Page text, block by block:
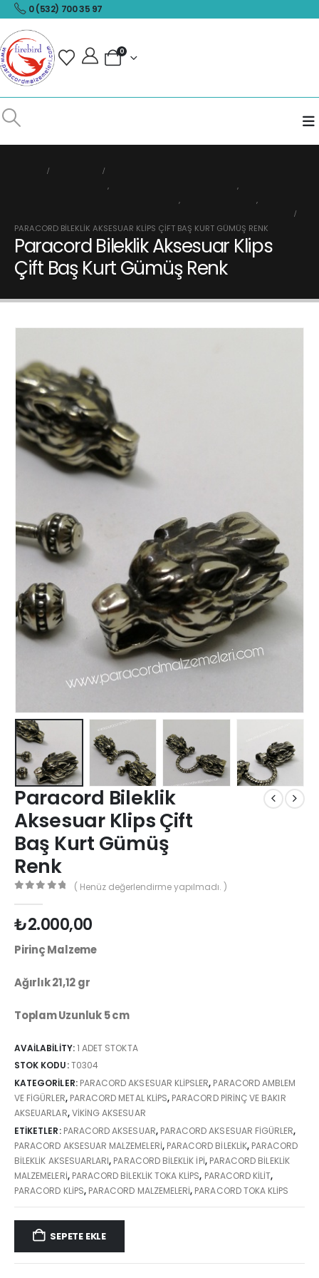
0 (532) 700 35 97
0
,
,
,
,
PARACORD BILEKLIK AKSESUAR KLIPS ÇIFT BAŞ KURT GÜMÜŞ RENK
Paracord Bileklik Aksesuar Klips
Çift Baş Kurt Gümüş Renk
Paracord Bileklik
Aksesuar Klips Çift
Baş Kurt Gümüş
Renk
( Henüz değerlendirme yapılmadı. )
₺2.000,00
Pirinç Malzeme
Ağırlık 21,12 gr
Toplam Uzunluk 5 cm
AVAILABILITY:1 ADET STOKTA
STOK KODU:T0304
KATEGORILER: PARACORD AKSESUAR KLIPSLER, PARACORD AMBLEM
VE FIGÜRLER, PARACORD METAL KLIPS, PARACORD PIRINÇ VE BAKIR
AKSEUARLAR,VIKING AKSESUAR
ETIKETLER: PARACORD AKSESUAR, PARACORD AKSESUAR FİGÜRLER,
PARACORD AKSESUAR MALZEMELERI, PARACORD BİLEKLİK, PARACORD
BILEKLIK AKSESUARLARI, PARACORD BILEKLIK IPI, PARACORD BILEKLIK
MALZEMELERI, PARACORD BILEKLIK TOKA KLIPS, PARACORD KILIT,
PARACORD KLIPS, PARACORD MALZEMELERI, PARACORD TOKA KLIPS
SEPETE EKLE